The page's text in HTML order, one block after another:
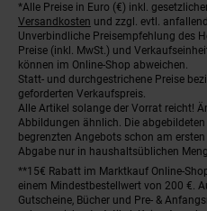
Fußnoten
*Alle Preise in Euro (€) inkl.
Versandkosten und zzgl. evtl.
Unverbindliche Preisempfehlung des
Preise (inkl. MwSt.) und
können im Online-Shop abweichen.
Statt- und durchgestrichene Preise
geforderten Verkaufspreis.
Alle Artikel solange der Vorrat reicht!
Abbildungen ähnlich. Die
begrenzten Angebots schon am
Abgabe nur in haushaltsüblichen
**15€ Rabatt im Marktkauf Online-
einem Mindestbestellwert von 200 €.
Gutscheine, Bücher und Pre- &